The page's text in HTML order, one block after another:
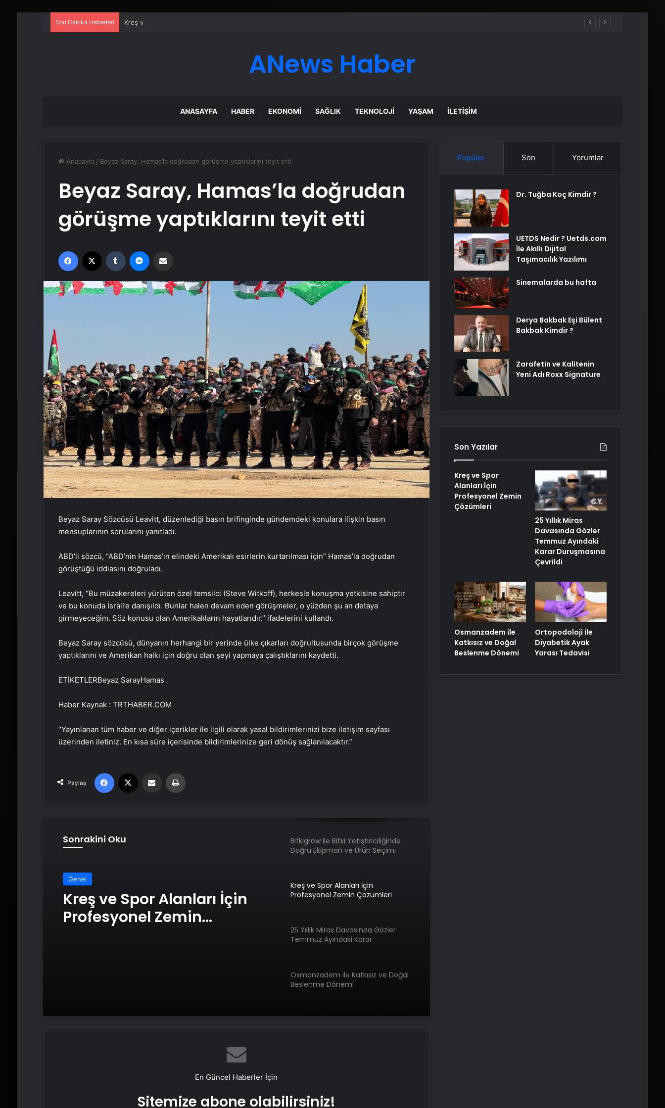
Son Dakika Haberleri Kreş ve Spor Alanları İçin Profesyonel Zemin Çözümleri
ANews Haber
ANASAYFA HABER EKONOMI SAĞLIK TEKNOLOJI YAŞAM İLETIŞIM
Anasayfa / Beyaz Saray, Hamas’la doğrudan görüşme yaptıklarını teyit etti
Beyaz Saray, Hamas’la doğrudan
görüşme yaptıklarını teyit etti
Facebook Tumblr
Beyaz Saray Sözcüsü Leavitt, düzenlediği basın brifinginde gündemdeki konulara ilişkin basın
mensuplarının sorularını yanıtladı.
ABD’li sözcü, “ABD’nin Hamas’ın elindeki Amerikalı esirlerin kurtarılması için” Hamas’la doğrudan
görüştüğü iddiasını doğruladı.
Leavitt, “Bu müzakereleri yürüten özel temsilci (Steve Witkoff), herkesle konuşma yetkisine sahiptir
ve bu konuda İsrail’e danışıldı. Bunlar halen devam eden görüşmeler, o yüzden şu an detaya
girmeyeceğim. Söz konusu olan Amerikalıların hayatlarıdır.” ifadelerini kullandı.
Beyaz Saray sözcüsü, dünyanın herhangi bir yerinde ülke çıkarları doğrultusunda birçok görüşme
yaptıklarını ve Amerikan halkı için doğru olan şeyi yapmaya çalıştıklarını kaydetti.
ETİKETLERBeyaz SarayHamas
Haber Kaynak : TRTHABER.COM
“Yayınlanan tüm haber ve diğer içerikler ile ilgili olarak yasal bildirimlerinizi bize iletişim sayfası
üzerinden iletiniz. En kısa süre içerisinde bildirimlerinize geri dönüş sağlanılacaktır.”
Paylaş
Facebook Email'den paylaş
Sonrakini Oku
Genel
Kreş ve Spor Alanları İçin
Profesyonel Zemin
Zihnin Gizemli Sınırları ve Ötesi :
Sosyox, Sosyal Medyada Büyümenin
Bitkigrow ile Bitki Yetiştiriciliğinde
Doğru Ekipman ve Ürün Seçimi
Kreş ve Spor Alanları İçin
Profesyonel Zemin Çözümleri
25 Yıllık Miras Davasında Gözler
Temmuz Ayındaki Karar
Osmanzadem ile Katkısız ve Doğal
Beslenme Dönemi
En Güncel Haberler İçin
Sitemize abone olabilirsiniz!
Popüler Son Yorumlar
Dr. Tuğba Koç Kimdir ?
UETDS Nedir ? Uetds.com
İle Akıllı Dijital
Taşımacılık Yazılımı
Sinemalarda bu hafta
Derya Bakbak Eşi Bülent
Bakbak Kimdir ?
Zarafetin ve Kalitenin
Yeni Adı Roxx Signature
Son Yazılar
Kreş ve Spor
Alanları İçin
Profesyonel Zemin
Çözümleri
25 Yıllık Miras
Davasında Gözler
Temmuz Ayındaki
Karar Duruşmasına
Çevrildi
Osmanzadem ile
Katkısız ve Doğal
Beslenme Dönemi
Ortopodoloji İle
Diyabetik Ayak
Yarası Tedavisi